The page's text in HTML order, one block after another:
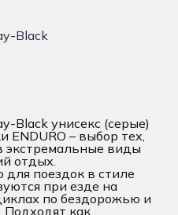
Black
Black унисекс (серые)
ENDURO – выбор тех,
экстремальные виды
отдых.
поездок в стиле
при езде на
по бездорожью и
Подходят как